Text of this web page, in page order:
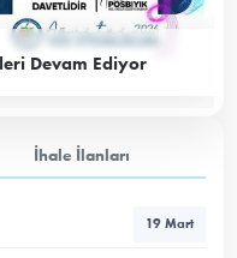
Devam Ediyor
İhale İlanları
19 Mart